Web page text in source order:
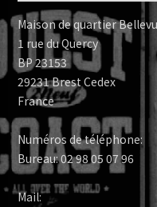
Maison de quartier
1 rue du Quercy
BP 23153
29231 Brest Cedex
France
Numéros de téléphone:
Bureau: 02 98 05 07 96
Mail: